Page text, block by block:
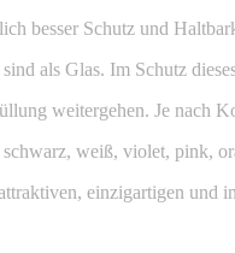
besser Schutz und
als Glas. Im Schutz
weitergehen. Je nach
weiß, violet, pink,
einzigartigen und